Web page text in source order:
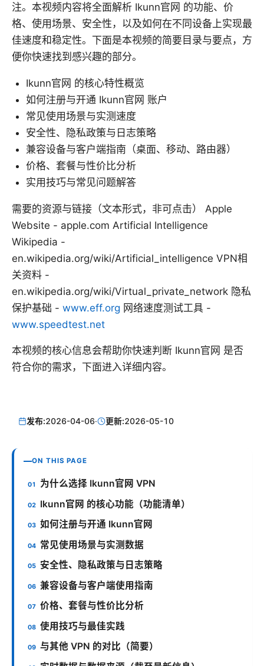
注。本视频内容将全面解析 Ikunn官网 的功能、价
格、使用场景、安全性，以及如何在不同设备上实现最
佳速度和稳定性。下面是本视频的简要目录与要点，方
便你快速找到感兴趣的部分。
Ikunn官网 的核心特性概览
如何注册与开通 Ikunn官网 账户
常见使用场景与实测速度
安全性、隐私政策与日志策略
兼容设备与客户端指南（桌面、移动、路由器）
价格、套餐与性价比分析
实用技巧与常见问题解答
需要的资源与链接（文本形式，非可点击） Apple
Website - apple.com Artificial Intelligence
Wikipedia -
en.wikipedia.org/wiki/Artificial_intelligence VPN相
关资料 -
en.wikipedia.org/wiki/Virtual_private_network 隐私
保护基础 - www.eff.org 网络速度测试工具 -
www.speedtest.net
本视频的核心信息会帮助你快速判断 Ikunn官网 是否
符合你的需求，下面进入详细内容。
发布:2026-04-06· 更新:2026-05-10
ON THIS PAGE
为什么选择 Ikunn官网 VPN
Ikunn官网 的核心功能（功能清单）
如何注册与开通 Ikunn官网
常见使用场景与实测数据
安全性、隐私政策与日志策略
兼容设备与客户端使用指南
价格、套餐与性价比分析
使用技巧与最佳实践
与其他 VPN 的对比（简要）